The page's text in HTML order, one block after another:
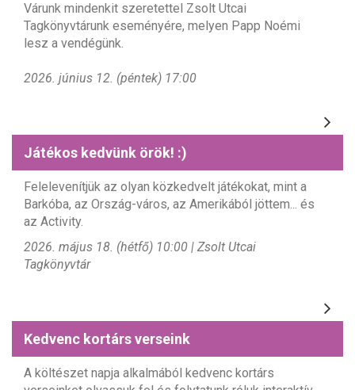
Várunk mindenkit szeretettel Zsolt Utcai
Tagkönyvtárunk eseményére, melyen Papp Noémi
lesz a vendégünk.
2026. június 12. (péntek) 17:00
Játékos kedvünk örök! :)
Felelevenítjük az olyan közkedvelt játékokat, mint a
Barkóba, az Ország-város, az Amerikából jöttem... és
az Activity.
2026. május 18. (hétfő) 10:00 | Zsolt Utcai
Tagkönyvtár
Kedvenc kortárs verseink
A költészet napja alkalmából kedvenc kortárs